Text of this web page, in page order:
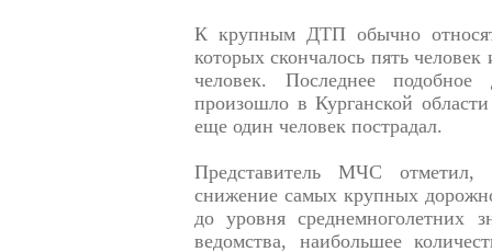
К крупным ДТП обычно
которых скончалось пять
человек. Последнее подобное
произошло в Курганской
еще один человек пострадал.
Представитель МЧС отметил,
снижение самых крупных
до уровня среднемноголетних
ведомства, наибольшее